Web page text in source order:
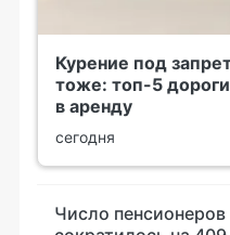
Курение под
тоже: топ-5
в аренду
сегодня
Число пенсионеров